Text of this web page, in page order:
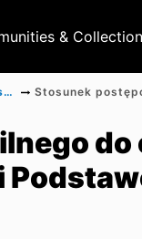
&
Monografia (zamknięty dostęp)